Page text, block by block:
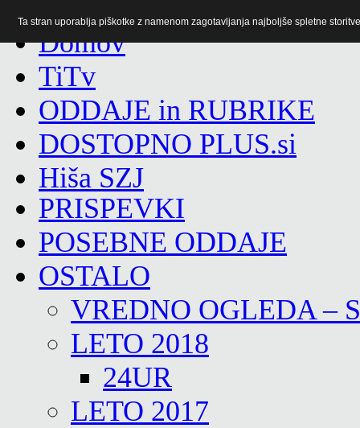
TiTv
ODDAJE in RUBRIKE
DOSTOPNO PLUS.si
Hiša SZJ
PRISPEVKI
POSEBNE ODDAJE
OSTALO
VREDNO OGLEDA –
LETO 2018
24UR
LETO 2017
Ta stran uporablja piškotke z namenom zagotavljanja najboljše spletne